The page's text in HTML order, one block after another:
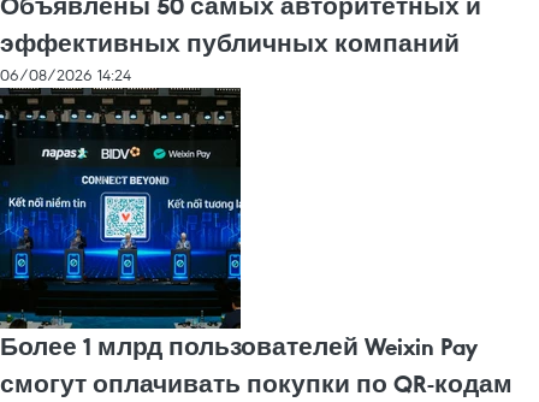
Объявлены 50 самых авторитетных и
эффективных публичных компаний
06/08/2026 14:24
Более 1 млрд пользователей Weixin Pay
смогут оплачивать покупки по QR-кодам